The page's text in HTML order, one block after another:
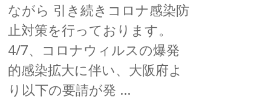
ながら 引き続きコロナ感染防
止対策を行っております。
4/7、コロナウィルスの爆発
的感染拡大に伴い、大阪府よ
り以下の要請が発 …